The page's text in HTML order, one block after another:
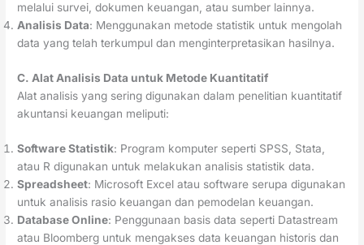
melalui survei, dokumen keuangan, atau sumber lainnya.
Analisis Data: Menggunakan metode statistik untuk mengolah
data yang telah terkumpul dan menginterpretasikan hasilnya.
C. Alat Analisis Data untuk Metode Kuantitatif
Alat analisis yang sering digunakan dalam penelitian kuantitatif
akuntansi keuangan meliputi:
Software Statistik: Program komputer seperti SPSS, Stata,
atau R digunakan untuk melakukan analisis statistik data.
Spreadsheet: Microsoft Excel atau software serupa digunakan
untuk analisis rasio keuangan dan pemodelan keuangan.
Database Online: Penggunaan basis data seperti Datastream
atau Bloomberg untuk mengakses data keuangan historis dan